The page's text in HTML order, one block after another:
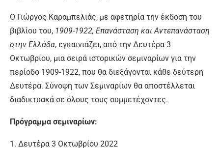
Ο Γιώργος Καραμπελιάς, με αφετηρία την έκδοση του
βιβλίου του, 1909-1922, Επανάσταση και Αντεπανάσταση
στην Ελλάδα, εγκαινιάζει, από την Δευτέρα 3
Οκτωβρίου, μια σειρά ιστορικών σεμιναρίων για την
περίοδο 1909-1922, που θα διεξάγονται κάθε δεύτερη
Δευτέρα. Σύνοψη των Σεμιναρίων θα αποστέλλεται
διαδικτυακά σε όλους τους συμμετέχοντες.
Πρόγραμμα σεμιναρίων:
1. Δευτέρα 3 Οκτωβρίου 2022